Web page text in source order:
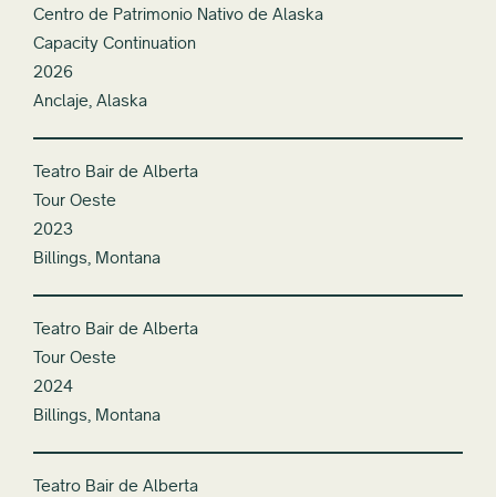
Centro de Patrimonio Nativo de Alaska
Capacity Continuation
2026
Anclaje, Alaska
Teatro Bair de Alberta
Tour Oeste
2023
Billings, Montana
Teatro Bair de Alberta
Tour Oeste
2024
Billings, Montana
Teatro Bair de Alberta